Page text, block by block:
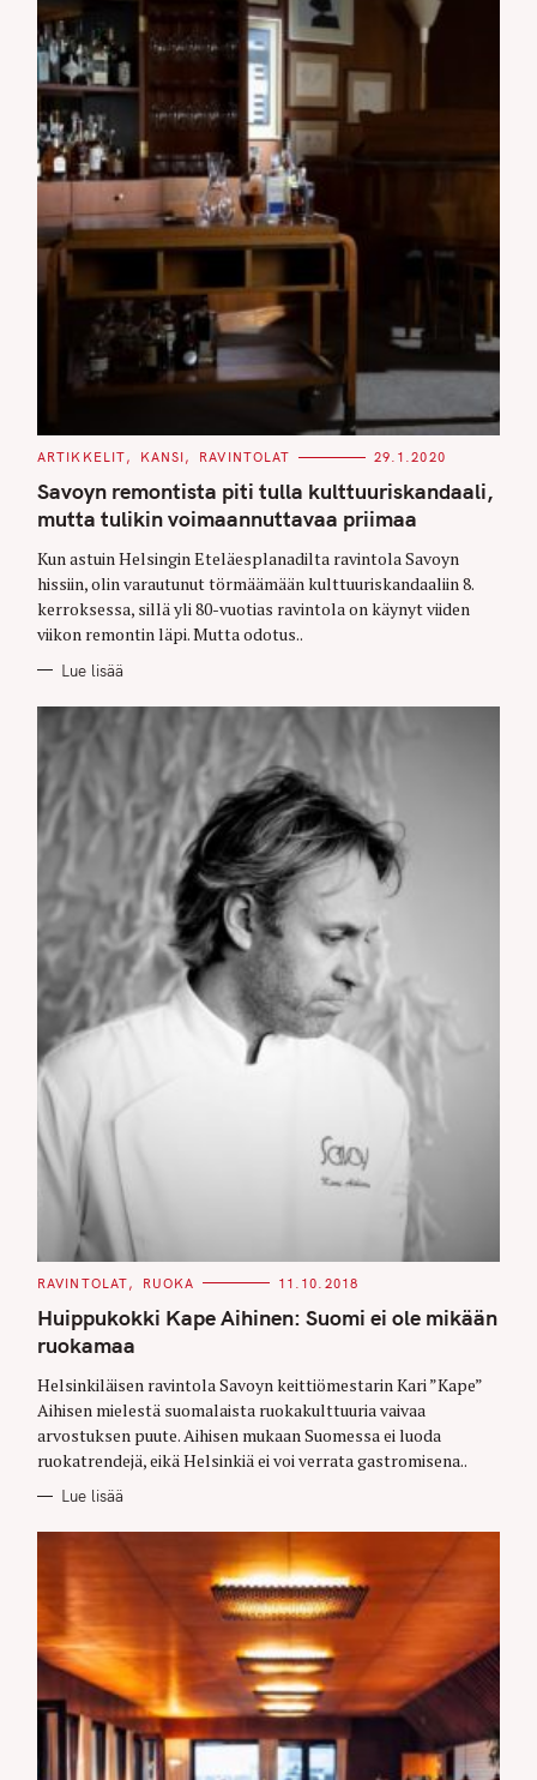
C
T
E
G
O
I
S
ARTIKKELIT KANSI RAVINTOLAT 29.1.2020
Savoyn remontista piti tulla kulttuuriskandaali,
mutta tulikin voimaannuttavaa priimaa
Kun astuin Helsingin Eteläesplanadilta ravintola Savoyn
hissiin, olin varautunut törmäämään kulttuuriskandaaliin 8.
kerroksessa, sillä yli 80-vuotias ravintola on käynyt viiden
viikon remontin läpi. Mutta odotus..
Lue lisää
C
T
E
G
O
I
E
S
RAVINTOLAT RUOKA 11.10.2018
Huippukokki Kape Aihinen: Suomi ei ole mikään
ruokamaa
Helsinkiläisen ravintola Savoyn keittiömestarin Kari ”Kape”
Aihisen mielestä suomalaista ruokakulttuuria vaivaa
arvostuksen puute. Aihisen mukaan Suomessa ei luoda
ruokatrendejä, eikä Helsinkiä ei voi verrata gastromisena..
Lue lisää
S
e
a